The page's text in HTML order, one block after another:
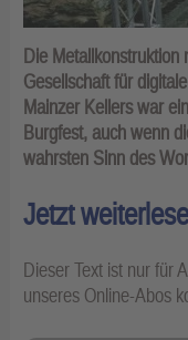
Die
Gesellschaft für
Mainzer Kellers war
Burgfest, auch wenn
wahrsten Sinn des
Jetzt
Dieser Text ist nur für
unseres Online-Abos